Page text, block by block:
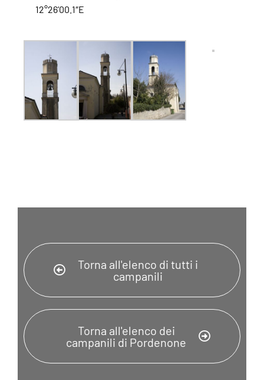
12°26’00.1″E
Torna all'elenco di tutti i
campanili
Torna all'elenco dei
campanili di Pordenone